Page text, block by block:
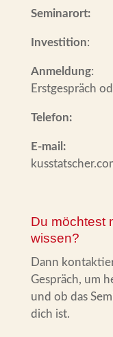
Seminarort:in
​Investition
​Anmeldung
Erstgespräch
​E-
Du möchtest
wissen?
Dann
Gespräch, um
und ob das
dich ist.